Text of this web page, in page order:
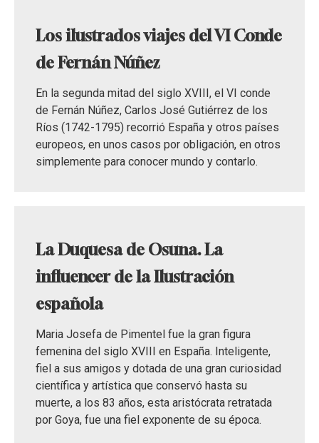
Los ilustrados viajes del VI Conde
de Fernán Núñez
En la segunda mitad del siglo XVIII, el VI conde
de Fernán Núñez, Carlos José Gutiérrez de los
Ríos (1742-1795) recorrió España y otros países
europeos, en unos casos por obligación, en otros
simplemente para conocer mundo y contarlo.
La Duquesa de Osuna. La
influencer de la Ilustración
española
Maria Josefa de Pimentel fue la gran figura
femenina del siglo XVIII en España. Inteligente,
fiel a sus amigos y dotada de una gran curiosidad
científica y artística que conservó hasta su
muerte, a los 83 años, esta aristócrata retratada
por Goya, fue una fiel exponente de su época.